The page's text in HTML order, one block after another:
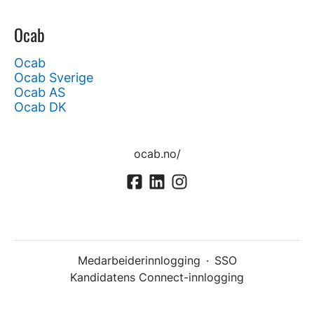
Ocab
Ocab
Ocab Sverige
Ocab AS
Ocab DK
ocab.no/
Medarbeiderinnlogging · SSO
Kandidatens Connect-innlogging